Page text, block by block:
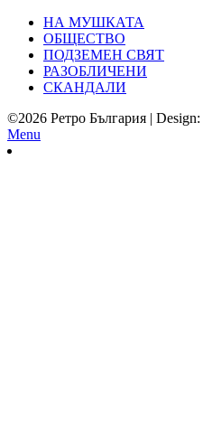
НА МУШКАТА
ОБЩЕСТВО
ПОДЗЕМЕН СВЯТ
РАЗОБЛИЧЕНИ
СКАНДАЛИ
©2026 Ретро България | Design:
Menu